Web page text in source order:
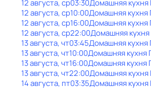
12 августа, ср03:30Домашняя
12 августа, ср10:00Домашняя
12 августа, ср16:00Домашняя
12 августа, ср22:00Домашняя
13 августа, чт03:45Домашняя
13 августа, чт10:00Домашняя кухня
13 августа, чт16:00Домашняя кухня
13 августа, чт22:00Домашняя
14 августа, пт03:35Домашняя